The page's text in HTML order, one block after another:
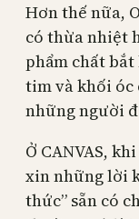
Hơn thế nữa,
có thừa nhiệt
phẩm chất
tim và khối óc
những người
Ở CANVAS,
xin những lời
thức” sẵn có